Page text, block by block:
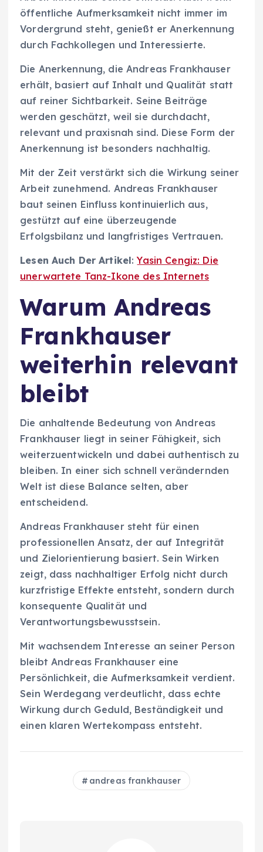
öffentliche Aufmerksamkeit nicht immer im
Vordergrund steht, genießt er Anerkennung
durch Fachkollegen und Interessierte.
Die Anerkennung, die Andreas Frankhauser
erhält, basiert auf Inhalt und Qualität statt
auf reiner Sichtbarkeit. Seine Beiträge
werden geschätzt, weil sie durchdacht,
relevant und praxisnah sind. Diese Form der
Anerkennung ist besonders nachhaltig.
Mit der Zeit verstärkt sich die Wirkung seiner
Arbeit zunehmend. Andreas Frankhauser
baut seinen Einfluss kontinuierlich aus,
gestützt auf eine überzeugende
Erfolgsbilanz und langfristiges Vertrauen.
Lesen Auch Der Artikel:Yasin Cengiz: Die
unerwartete Tanz-Ikone des Internets
Warum Andreas
Frankhauser
weiterhin relevant
bleibt
Die anhaltende Bedeutung von Andreas
Frankhauser liegt in seiner Fähigkeit, sich
weiterzuentwickeln und dabei authentisch zu
bleiben. In einer sich schnell verändernden
Welt ist diese Balance selten, aber
entscheidend.
Andreas Frankhauser steht für einen
professionellen Ansatz, der auf Integrität
und Zielorientierung basiert. Sein Wirken
zeigt, dass nachhaltiger Erfolg nicht durch
kurzfristige Effekte entsteht, sondern durch
konsequente Qualität und
Verantwortungsbewusstsein.
Mit wachsendem Interesse an seiner Person
bleibt Andreas Frankhauser eine
Persönlichkeit, die Aufmerksamkeit verdient.
Sein Werdegang verdeutlicht, dass echte
Wirkung durch Geduld, Beständigkeit und
einen klaren Wertekompass entsteht.
andreas frankhauser